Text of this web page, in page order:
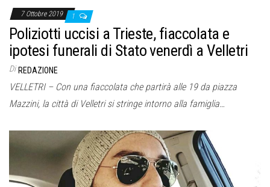
7 Ottobre 2019 1
Poliziotti uccisi a Trieste, fiaccolata e
ipotesi funerali di Stato venerdì a Velletri
Di REDAZIONE
VELLETRI – Con una fiaccolata che partirà alle 19 da piazza
Mazzini, la città di Velletri si stringe intorno alla famiglia…